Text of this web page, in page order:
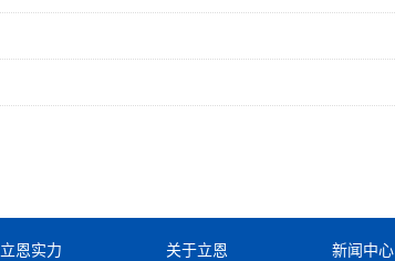
立恩实力 关于立恩 新闻中心